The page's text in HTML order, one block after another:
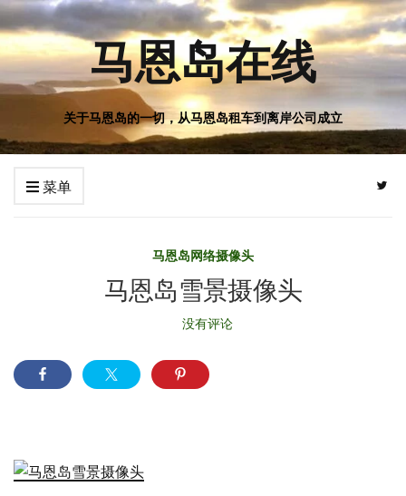
马恩岛在线
关于马恩岛的一切，从马恩岛租车到离岸公司成立
菜单
马恩岛网络摄像头
马恩岛雪景摄像头
没有评论